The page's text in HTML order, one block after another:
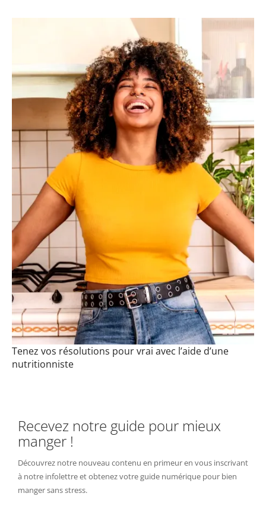
Tenez vos résolutions pour vrai avec l’aide d’une
nutritionniste
Recevez notre guide pour mieux
manger !
Découvrez notre nouveau contenu en primeur en vous inscrivant
à notre infolettre et obtenez votre guide numérique pour bien
manger sans stress.